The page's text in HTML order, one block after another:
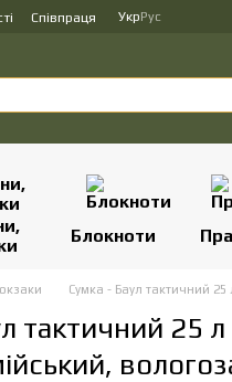
Співпраця УкрРус
Блокноти
Сумка - Баул тактичний
тактичний 25